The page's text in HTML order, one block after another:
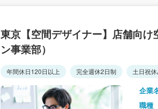
東京【空間デザイナー】店舗向
ン事業部）
年間休日120日以上 完全週休2日制 土日祝
企業
職種